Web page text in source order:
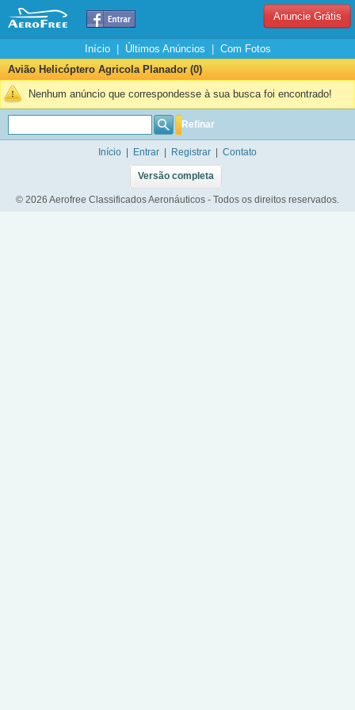
Anuncie Grátis
Início| Últimos Anúncios
Com Fotos
Avião Helicóptero Agricola Planador (0)
Nenhum anúncio que correspondesse à sua busca foi encontrado!
Refinar
Início Entrar Registrar Contato
Versão completa
© 2026 Aerofree Classificados Aeronáuticos - Todos os direitos reservados.